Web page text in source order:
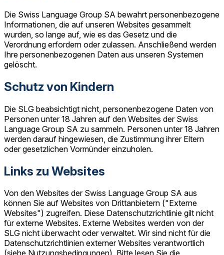
Die Swiss Language Group SA bewahrt personenbezogene
Informationen, die auf unseren Websites gesammelt
wurden, so lange auf, wie es das Gesetz und die
Verordnung erfordern oder zulassen. Anschließend werden
Ihre personenbezogenen Daten aus unseren Systemen
gelöscht.
Schutz von Kindern
Die SLG beabsichtigt nicht, personenbezogene Daten von
Personen unter 18 Jahren auf den Websites der Swiss
Language Group SA zu sammeln. Personen unter 18 Jahren
werden darauf hingewiesen, die Zustimmung ihrer Eltern
oder gesetzlichen Vormünder einzuholen.
Links zu Websites
Von den Websites der Swiss Language Group SA aus
können Sie auf Websites von Drittanbietern ("Externe
Websites") zugreifen. Diese Datenschutzrichtlinie gilt nicht
für externe Websites. Externe Websites werden von der
SLG nicht überwacht oder verwaltet. Wir sind nicht für die
Datenschutzrichtlinien externer Websites verantwortlich